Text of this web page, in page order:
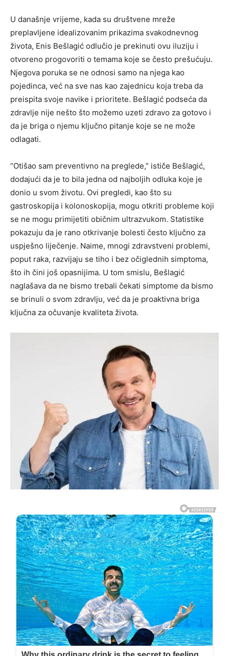
U današnje vrijeme, kada su društvene mreže
preplavljene idealizovanim prikazima svakodnevnog
života, Enis Bešlagić odlučio je prekinuti ovu iluziju i
otvoreno progovoriti o temama koje se često prešućuju.
Njegova poruka se ne odnosi samo na njega kao
pojedinca, već na sve nas kao zajednicu koja treba da
preispita svoje navike i prioritete. Bešlagić podseća da
zdravlje nije nešto što možemo uzeti zdravo za gotovo i
da je briga o njemu ključno pitanje koje se ne može
odlagati.
“Otišao sam preventivno na preglede,” ističe Bešlagić,
dodajući da je to bila jedna od najboljih odluka koje je
donio u svom životu. Ovi pregledi, kao što su
gastroskopija i kolonoskopija, mogu otkriti probleme koji
se ne mogu primijetiti običnim ultrazvukom. Statistike
pokazuju da je rano otkrivanje bolesti često ključno za
uspješno liječenje. Naime, mnogi zdravstveni problemi,
poput raka, razvijaju se tiho i bez očiglednih simptoma,
što ih čini još opasnijima. U tom smislu, Bešlagić
naglašava da ne bismo trebali čekati simptome da bismo
se brinuli o svom zdravlju, već da je proaktivna briga
ključna za očuvanje kvaliteta života.